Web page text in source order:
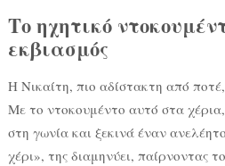
Το ηχητικό
εκβιασμός
Η Νικαίτη, πιο αδίστακτη από
Με το ντοκουμέντο αυτό στα
στη γωνία και ξεκινά έναν ανελέητο
χέρι», της διαμηνύει, παίρνοντας